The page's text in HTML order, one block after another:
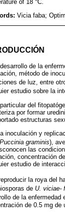
of 18 °C.
Vicia faba;
de la
método de
de luz, entre
estudio sobre la
del
por formar
estructuras
inoculación y
Puccinia graminis),
las
concentración
estudio de
la roya del
de U. viciae-
de la enfermedad
de 0.5 mg de